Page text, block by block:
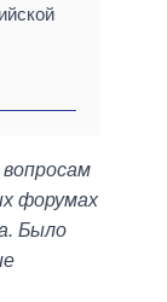
форумах
Было